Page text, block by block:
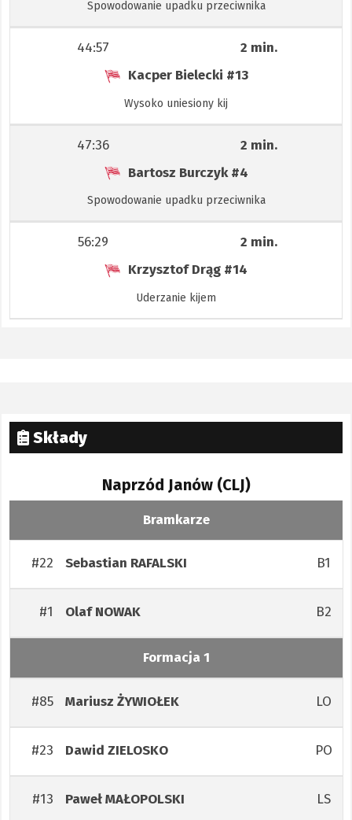
Spowodowanie upadku przeciwnika
44:57
2 min.
Kacper Bielecki #13
Wysoko uniesiony kij
47:36
2 min.
Bartosz Burczyk#4
Spowodowanie upadku przeciwnika
56:29
2 min.
Krzysztof Drąg #14
Uderzanie kijem
Składy
Naprzód Janów (CLJ)
Bramkarze
#22 Sebastian RAFALSKI B1
#1 OlafNOWAK B2
Formacja 1
#85 Mariusz ŻYWIOŁEK LO
#23 Dawid ZIELOSKO PO
#13 PawełMAŁOPOLSKI LS